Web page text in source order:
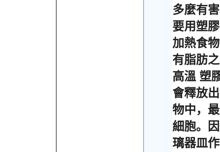
多麼有
要用塑
加熱食
有脂肪
高溫 塑
會釋放
物中，
細胞。
璃器皿